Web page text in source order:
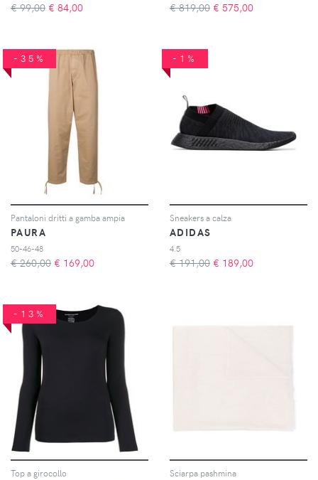
€ 99,00 € 84,00 € 819,00 € 575,00
-35%
Pantaloni dritti a gamba ampia
PAURA
50-46-48
€ 260,00 € 169,00
-1%
Sneakers a calza
ADIDAS
4.5
€ 191,00 € 189,00
-13%
Top a girocollo Sciarpa pashmina